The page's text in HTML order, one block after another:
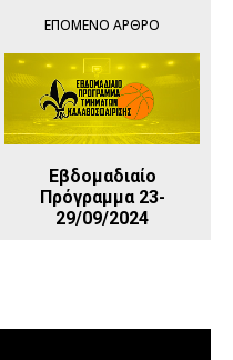
ΕΠΌΜΕΝΟ ΆΡΘΡΟ
Εβδομαδιαίο
Πρόγραμμα 23-
29/09/2024